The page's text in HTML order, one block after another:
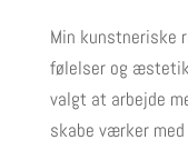
Min kunstneriske
følelser og
valgt at arbejde
skabe værker